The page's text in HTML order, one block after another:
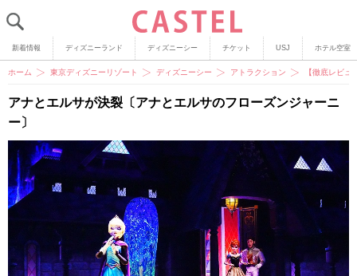
新着情報 ディズニーランド ディズニーシー チケット USJ ホテル空室
ホーム 東京ディズニーリゾート ディズニーシー アトラクション 【徹底レビ
アナとエルサが決裂〔アナとエルサのフローズンジャーニ
ー〕